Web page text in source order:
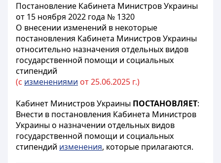
Постановление Кабинета Министров Украины
от 15 ноября 2022 года № 1320
О внесении изменений в некоторые
постановления Кабинета Министров Украины
относительно назначения отдельных видов
государственной помощи и социальных
стипендий
(с изменениями от 25.06.2025 г.)
Кабинет Министров Украины ПОСТАНОВЛЯЕТ:
Внести в постановления Кабинета Министров
Украины о назначении отдельных видов
государственной помощи и социальных
стипендий изменения, которые прилагаются.